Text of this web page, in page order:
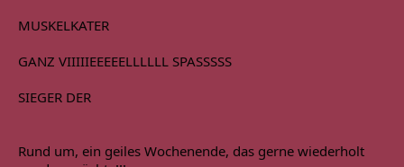
MUSKELKATER
GANZ VIIIIIEEEEELLLLLL SPASSSSS
SIEGER DER
Rund um, ein geiles Wochenende, das gerne wiederholt